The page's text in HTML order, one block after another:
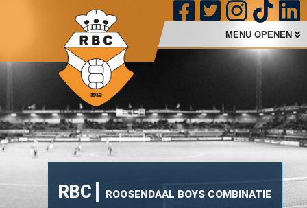
RBC ROOSENDAAL BOYS COMBINATIE
MENU OPENEN